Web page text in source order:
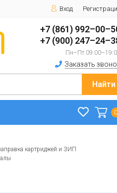
Вход
+7 (861)
+7 (900)
Пн–Пт
Заказать
Найти
картриджей и ЗИП